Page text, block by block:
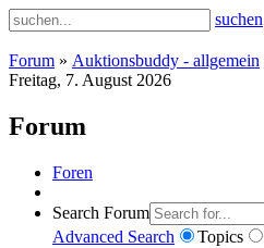
suchen
Forum » Auktionsbuddy - allgemein
Freitag, 7. August 2026
Forum
Foren
Search Forum
Advanced Search Topics